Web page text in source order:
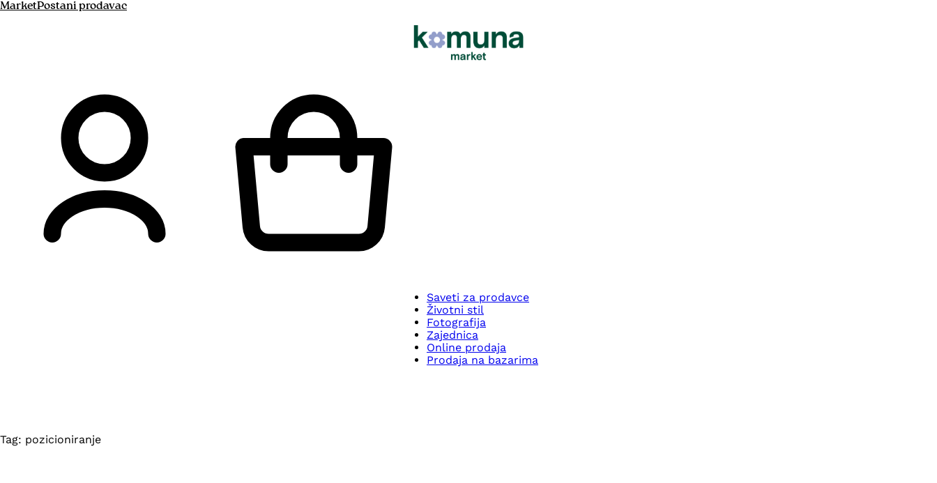
MarketPostani prodavac
Saveti za prodavce
Životni stil
Fotografija
Zajednica
Online prodaja
Prodaja na bazarima
Tag: pozicioniranje